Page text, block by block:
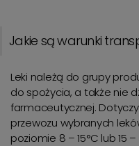
Jakie są warunki
Leki należą do grupy
do spożycia, a także nie
farmaceutycznej.
przewozu wybranych
poziomie 8 – 15°C lub 15 –